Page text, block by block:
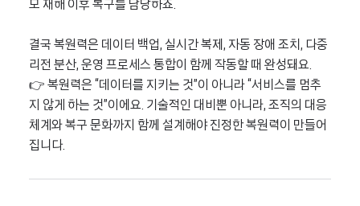
모 재해 이후 복구를 담당하죠.
결국 복원력은 데이터 백업, 실시간 복제, 자동 장애 조치, 다중
리전 분산, 운영 프로세스 통합이 함께 작동할 때 완성돼요.
👉 복원력은 “데이터를 지키는 것”이 아니라 “서비스를 멈추
지 않게 하는 것”이에요. 기술적인 대비뿐 아니라, 조직의 대응
체계와 복구 문화까지 함께 설계해야 진정한 복원력이 만들어
집니다.